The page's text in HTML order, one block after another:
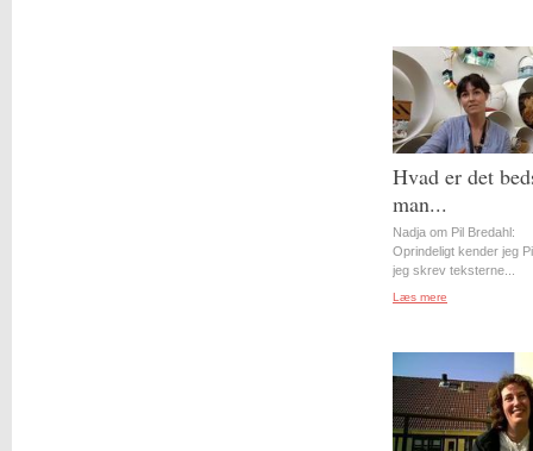
Hvad er det
man...
Nadja om Pil Bredahl:
Oprindeligt kender jeg
jeg skrev teksterne...
Læs mere